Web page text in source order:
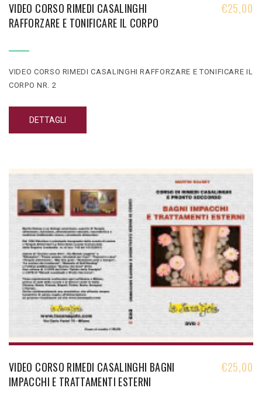
VIDEO CORSO RIMEDI CASALINGHI
RAFFORZARE E TONIFICARE IL CORPO
€25,00
VIDEO CORSO RIMEDI CASALINGHI RAFFORZARE E TONIFICARE IL
CORPO NR. 2
DETTAGLI
VIDEO CORSO RIMEDI CASALINGHI BAGNI
IMPACCHI E TRATTAMENTI ESTERNI
€25,00